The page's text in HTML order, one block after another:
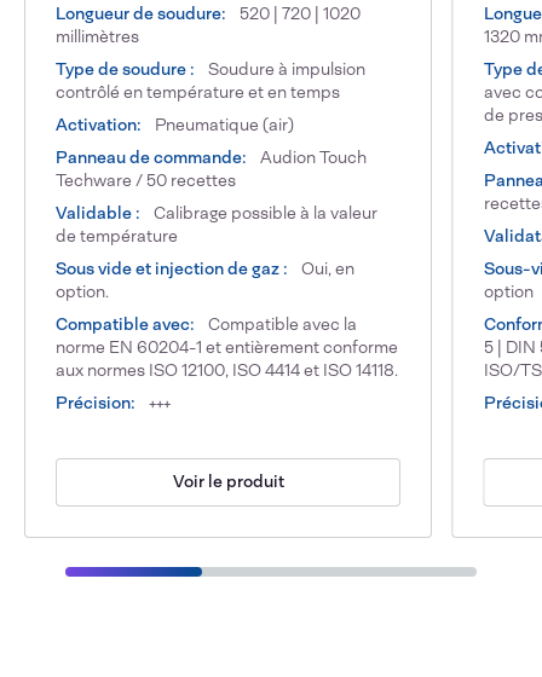
Longueur de soudure:
520 | 720 | 1020
millimètres
Type de soudure :
Soudure à impulsion
contrôlé en température et en temps
Activation:
Pneumatique (air)
Panneau de commande:
Audion Touch
Techware / 50 recettes
Validable :
Calibrage possible à la valeur
de température
Sous vide et injection de gaz :
Oui, en
option.
Compatible avec:
Compatible avec la
norme EN 60204-1 et entièrement conforme
aux normes ISO 12100, ISO 4414 et ISO 14118.
Précision:
+++
Voir le produit
1320
Type
avec
de
Sous-
option
5 | DIN
ISO/